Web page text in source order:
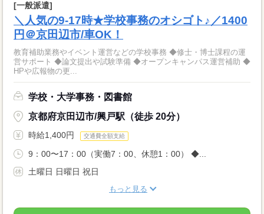
[一般派遣]
＼人気の9-17時★学校事務のオシゴト♪／1400
円＠京田辺市/車OK！
教育補助業務やイベント運営などの学校事務 ◆修士・博士課程の運
営サポート ◆論文提出や試験準備 ◆オープンキャンパス運営補助 ◆
HPや広報物の更...
学校・大学事務・図書館
京都府京田辺市/興戸駅（徒歩 20分）
時給1,400円 交通費全額支給
9：00〜17：00（実働7：00、休憩1：00） ◆...
土曜日 日曜日 祝日
もっと見る